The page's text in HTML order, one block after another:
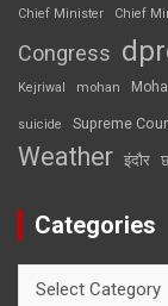
Chief Minister
Chief
Congress
Kejriwal mohan
suicide Supreme
Weather इंदौर
Categories